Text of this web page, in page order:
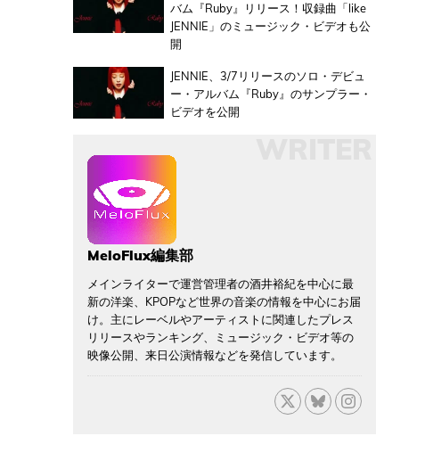
バム『Ruby』リリース！収録曲「like
JENNIE」のミュージック・ビデオも公
開
JENNIE、3/7リリースのソロ・デビュ
ー・アルバム『Ruby』のサンプラー・
ビデオを公開
MeloFlux編集部
メインライターで運営管理者の酒井裕紀を中心に最
新の洋楽、KPOPなど世界の音楽の情報を中心にお届
け。主にレーベルやアーティストに関連したプレス
リリースやランキング、ミュージック・ビデオ等の
映像公開、来日公演情報などを発信しています。